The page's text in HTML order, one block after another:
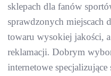
sklepach dla fanów
sprawdzonych miejscach
towaru wysokiej jakości,
reklamacji. Dobrym
internetowe